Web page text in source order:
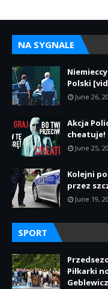
NA SYGNALE
Polski
June 26,
Akcja
June 25,
Kolejni
przez
June 19,
SPORT
Piłkarki